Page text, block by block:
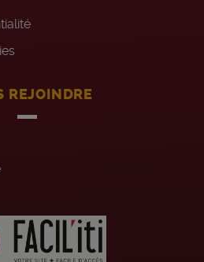
REJOINDRE